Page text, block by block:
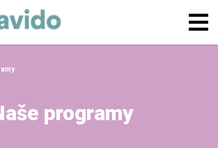
programy